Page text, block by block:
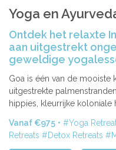
Yoga en
Ontdek het relaxte
aan uitgestrekt
geweldige
Goa is één van de mooiste
uitgestrekte
hippies, kleurrijke koloniale
Vanaf €975 Yoga
Retreats
Detox Retreats